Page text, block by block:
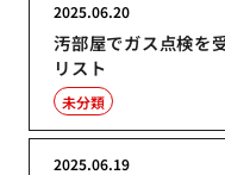
汚部屋でガス点検を
リスト
2025.06.20
未分類
2025.06.19